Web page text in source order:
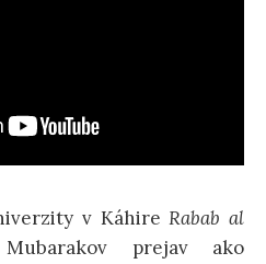
v KáhireRabab al
prejav ako